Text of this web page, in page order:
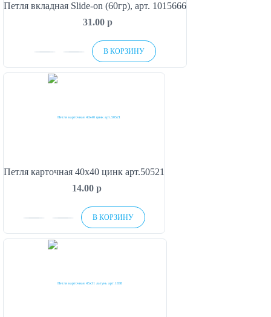
Петля вкладная Slide-on (60гр), арт. 1015666
31.00 p
В КОРЗИНУ
Петля карточная 40х40 цинк арт.50521
14.00 p
В КОРЗИНУ